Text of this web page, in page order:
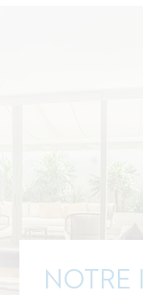
NOTRE